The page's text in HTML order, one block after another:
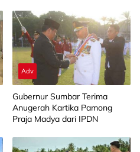
Adv
Gubernur Sumbar Terima
Anugerah Kartika Pamong
Praja Madya dari IPDN